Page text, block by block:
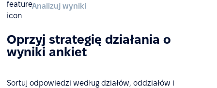
Analizuj wyniki
Oprzyj strategię działania o
wyniki ankiet
Sortuj odpowiedzi według działów, oddziałów i